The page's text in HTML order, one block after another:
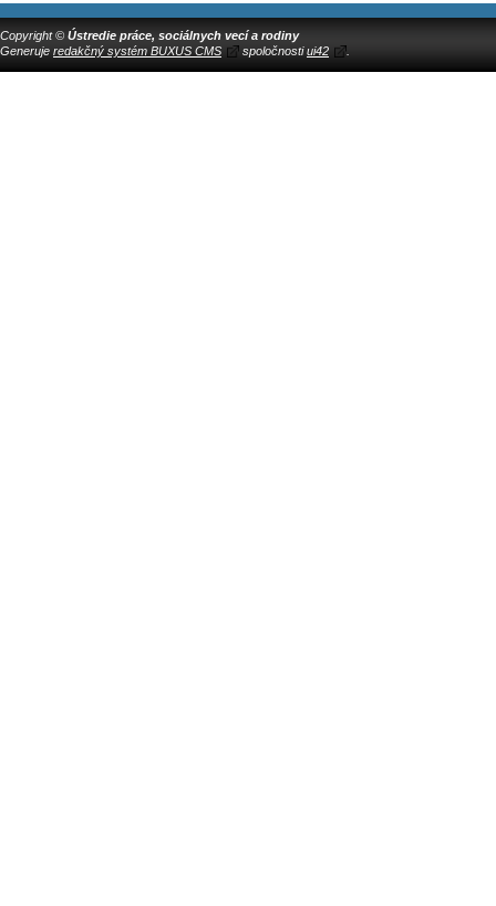
Copyright © Ústredie práce, sociálnych vecí a rodiny
Generuje redakčný systém BUXUS CMS spoločnostiui42